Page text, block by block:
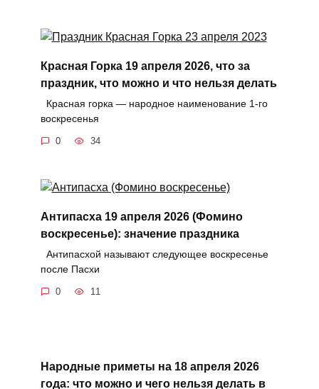
Красная Горка 19 апреля 2026, что за
праздник, что можно и что нельзя делать
Красная горка — народное наименование 1-го
воскресенья
0 34
Антипасха 19 апреля 2026 (Фомино
воскресенье): значение праздника
Антипасхой называют следующее воскресенье
после Пасхи
0 11
Народные приметы на 18 апреля 2026
года: что можно и чего нельзя делать в